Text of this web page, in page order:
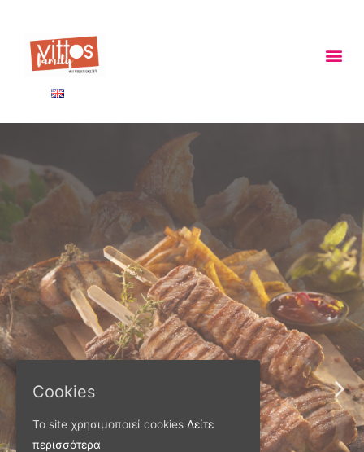
ΠΑΝΩ ΑΠΟ 40 ΧΡΟΝΙΑ
Παράγουμε προϊόντα
εξαιρετικής
Cookies
Το site χρησιμοποιεί cookies Δείτε
περισσότερα